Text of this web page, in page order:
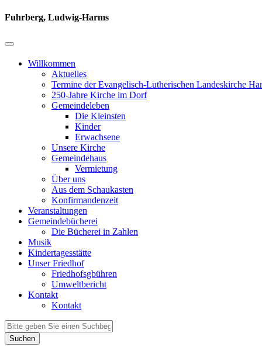
Fuhrberg, Ludwig-Harms
Willkommen
Aktuelles
Termine der Evangelisch-Lutherischen Landeskirche
250-Jahre Kirche im Dorf
Gemeindeleben
Die Kleinsten
Kinder
Erwachsene
Unsere Kirche
Gemeindehaus
Vermietung
Über uns
Aus dem Schaukasten
Konfirmandenzeit
Veranstaltungen
Gemeindebücherei
Die Bücherei in Zahlen
Musik
Kindertagesstätte
Unser Friedhof
Friedhofsgbühren
Umweltbericht
Kontakt
Kontakt
Suchen